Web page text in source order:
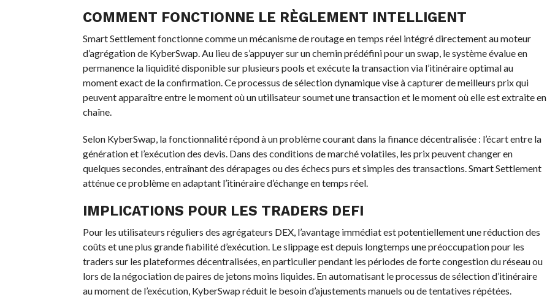
COMMENT FONCTIONNE LE RÈGLEMENT INTELLIGENT
Smart Settlement fonctionne comme un mécanisme de routage en temps réel intégré directement au moteur
d’agrégation de KyberSwap. Au lieu de s’appuyer sur un chemin prédéfini pour un swap, le système évalue en
permanence la liquidité disponible sur plusieurs pools et exécute la transaction via l’itinéraire optimal au
moment exact de la confirmation. Ce processus de sélection dynamique vise à capturer de meilleurs prix qui
peuvent apparaître entre le moment où un utilisateur soumet une transaction et le moment où elle est extraite en
chaîne.
Selon KyberSwap, la fonctionnalité répond à un problème courant dans la finance décentralisée : l’écart entre la
génération et l’exécution des devis. Dans des conditions de marché volatiles, les prix peuvent changer en
quelques secondes, entraînant des dérapages ou des échecs purs et simples des transactions. Smart Settlement
atténue ce problème en adaptant l’itinéraire d’échange en temps réel.
IMPLICATIONS POUR LES TRADERS DEFI
Pour les utilisateurs réguliers des agrégateurs DEX, l’avantage immédiat est potentiellement une réduction des
coûts et une plus grande fiabilité d’exécution. Le slippage est depuis longtemps une préoccupation pour les
traders sur les plateformes décentralisées, en particulier pendant les périodes de forte congestion du réseau ou
lors de la négociation de paires de jetons moins liquides. En automatisant le processus de sélection d’itinéraire
au moment de l’exécution, KyberSwap réduit le besoin d’ajustements manuels ou de tentatives répétées.